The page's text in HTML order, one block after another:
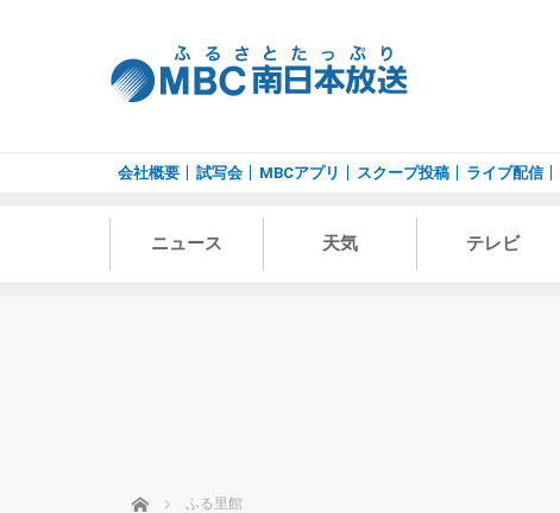
会社概要 試写会 MBCアプリ スクープ投稿 ライブ配信
ニュース 天気 テレビ
ホーム ふる里館